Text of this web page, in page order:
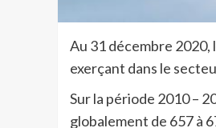
Au 31 décembre
exerçant dans le
Sur la période 2010 –
globalement de 657 à